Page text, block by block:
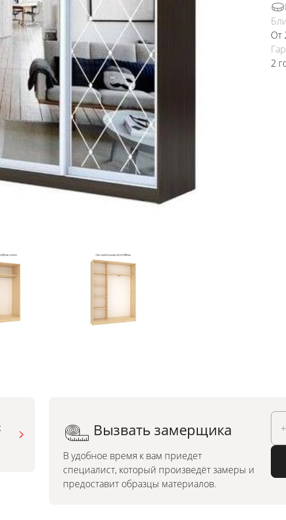
От
2
Можно заказать по
индивидуальным размерам
Вызвать замерщика
В удобное время к вам приедет
специалист, который произведёт замеры и
предоставит образцы материалов.